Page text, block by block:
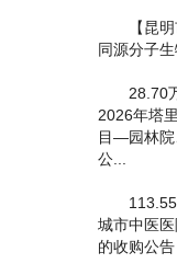
【昆明
同源分子
28.70万
2026年塔
目—园林院
公...
113.55
城市中医
的收购公告